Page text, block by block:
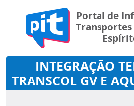
Portal de
Transportes
INTEGRAÇÃO
TRANSCOL GV E